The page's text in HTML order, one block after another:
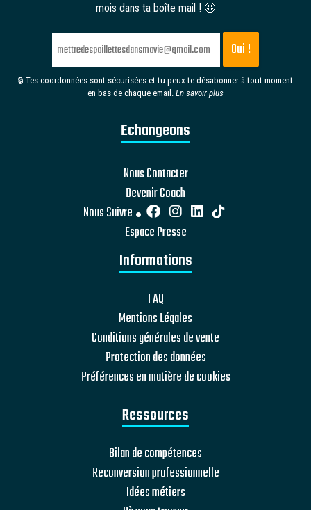
mois dans ta boîte mail ! 🤩
🔒 Tes coordonnées sont sécurisées et tu peux te désabonner à tout moment
en bas de chaque email. En savoir plus
Echangeons
Nous Contacter
Devenir Coach
Nous Suivre
Espace Presse
Informations
FAQ
Mentions Légales
Conditions générales de vente
Protection des données
Préférences en matière de cookies
Ressources
Bilan de compétences
Reconversion professionnelle
Idées métiers